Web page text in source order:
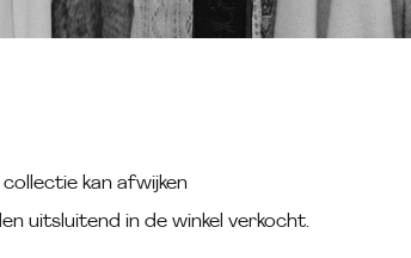
kan afwijken
uitsluitend in de winkel verkocht.